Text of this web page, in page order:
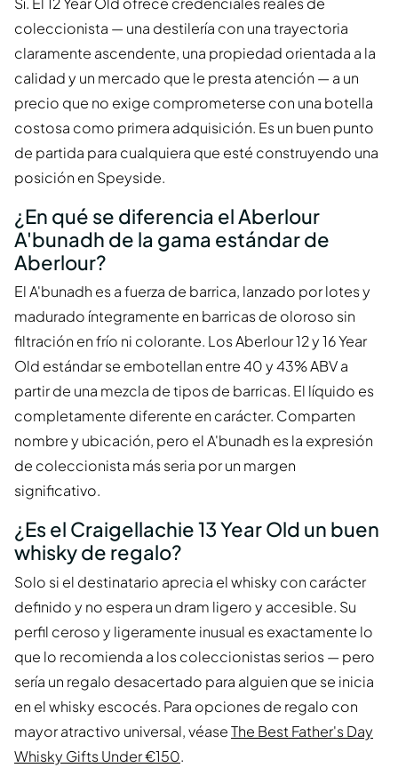
coleccionista — una destilería con una trayectoria
claramente ascendente, una propiedad orientada a la
calidad y un mercado que le presta atención — a un
precio que no exige comprometerse con una botella
costosa como primera adquisición. Es un buen punto
de partida para cualquiera que esté construyendo una
posición en Speyside.
¿En qué se diferencia el Aberlour
A'bunadh de la gama estándar de
Aberlour?
El A'bunadh es a fuerza de barrica, lanzado por lotes y
madurado íntegramente en barricas de oloroso sin
filtración en frío ni colorante. Los Aberlour 12 y 16 Year
Old estándar se embotellan entre 40 y 43% ABV a
partir de una mezcla de tipos de barricas. El líquido es
completamente diferente en carácter. Comparten
nombre y ubicación, pero el A'bunadh es la expresión
de coleccionista más seria por un margen
significativo.
¿Es el Craigellachie 13 Year Old un buen
whisky de regalo?
Solo si el destinatario aprecia el whisky con carácter
definido y no espera un dram ligero y accesible. Su
perfil ceroso y ligeramente inusual es exactamente lo
que lo recomienda a los coleccionistas serios — pero
sería un regalo desacertado para alguien que se inicia
en el whisky escocés. Para opciones de regalo con
mayor atractivo universal, véaseThe Best Father's Day
Whisky Gifts Under €150.